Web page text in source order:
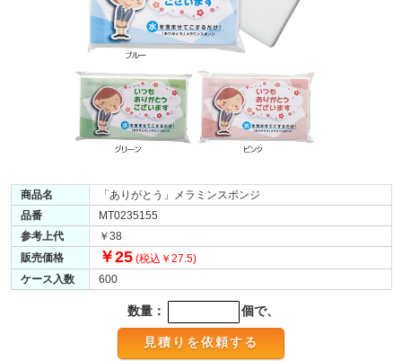
商品名
「ありがとう」メラミンスポンジ
品番
MT0235155
参考上代
￥38
販売価格
￥25 (税込￥27.5)
ケース入数
600
数量： 個で、